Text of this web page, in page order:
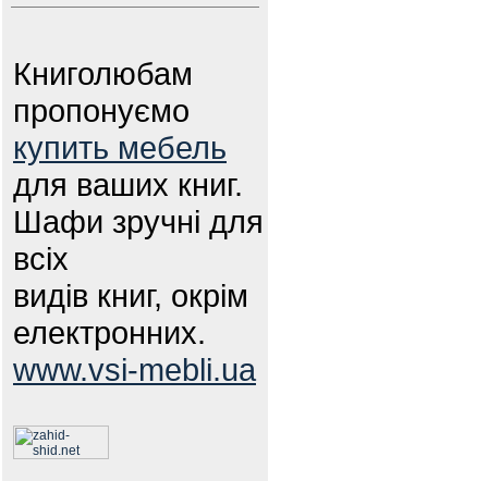
Книголюбам
пропонуємо
купить мебель
для ваших книг.
Шафи зручні для
всіх
видів книг, окрім
електронних.
www.vsi-mebli.ua